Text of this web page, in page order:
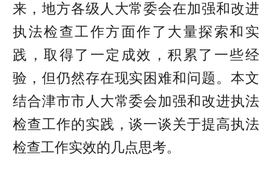
来，地方各级人大常委会在加强和改进
执法检查工作方面作了大量探索和实
践，取得了一定成效，积累了一些经
验，但仍然存在现实困难和问题。本文
结合津市市人大常委会加强和改进执法
检查工作的实践，谈一谈关于提高执法
检查工作实效的几点思考。